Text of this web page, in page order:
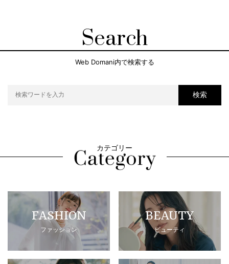
Search
Web Domani内で検索する
検索
カテゴリー
FASHION
ファッション
BEAUTY
ビューティ